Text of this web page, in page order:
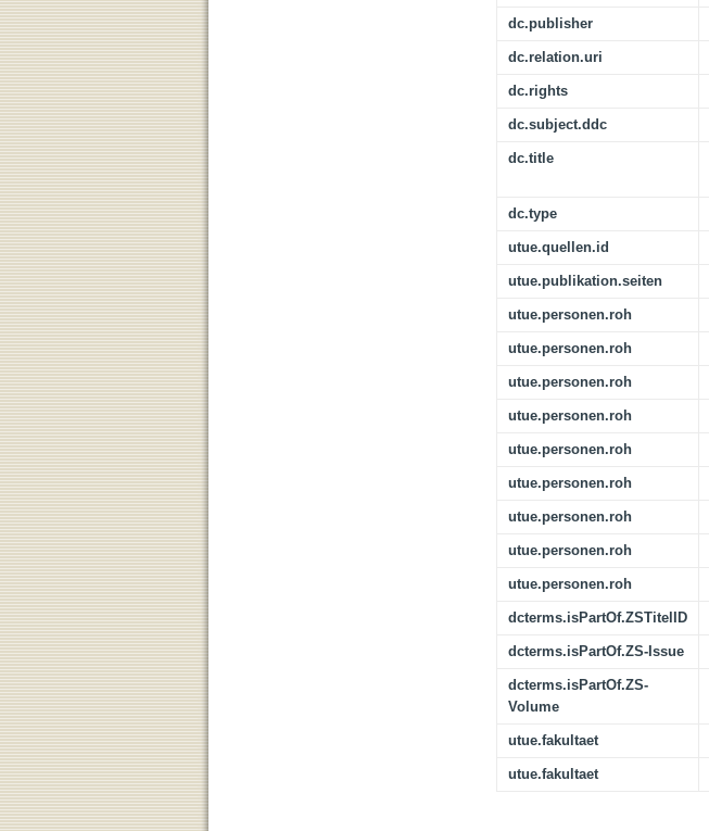
dc.publisher
dc.relation.uri
dc.rights
dc.subject.ddc
dc.title
dc.type
utue.quellen.id
utue.publikation.seiten
utue.personen.roh
utue.personen.roh
utue.personen.roh
utue.personen.roh
utue.personen.roh
utue.personen.roh
utue.personen.roh
utue.personen.roh
utue.personen.roh
dcterms.isPartOf.ZSTitelID
dcterms.isPartOf.ZS-Issue
dcterms.isPartOf.ZS-
Volume
utue.fakultaet
utue.fakultaet